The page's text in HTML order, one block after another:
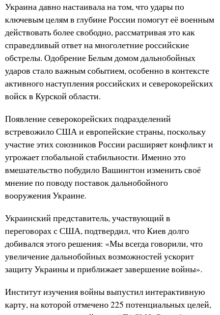
Украина давно настаивала на том, что удары по
ключевым целям в глубине России помогут её военным
действовать более свободно, рассматривая это как
справедливый ответ на многолетние российские
обстрелы. Одобрение Белым домом дальнобойных
ударов стало важным событием, особенно в контексте
активного наступления российских и северокорейских
войск в Курской области.
Появление северокорейских подразделений
встревожило США и европейские страны, поскольку
участие этих союзников России расширяет конфликт и
угрожает глобальной стабильности. Именно это
вмешательство побудило Вашингтон изменить своё
мнение по поводу поставок дальнобойного
вооружения Украине.
Украинский представитель, участвующий в
переговорах с США, подтвердил, что Киев долго
добивался этого решения: «Мы всегда говорили, что
увеличение дальнобойных возможностей ускорит
защиту Украины и приближает завершение войны».
Институт изучения войны выпустил интерактивную
карту, на которой отмечено 225 потенциальных целей,